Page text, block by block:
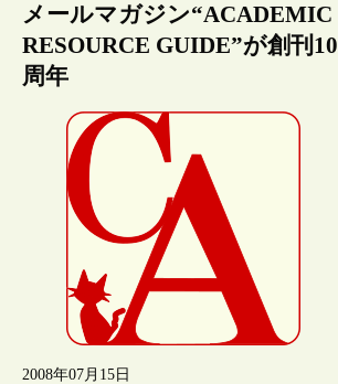
メールマガジン“ACADEMIC
RESOURCE GUIDE”が創刊10
周年
2008年07月15日